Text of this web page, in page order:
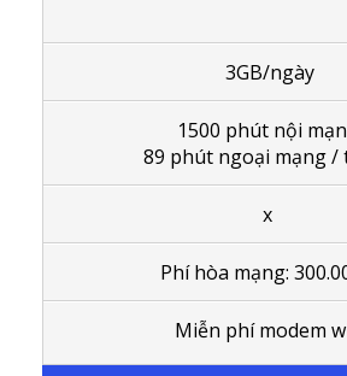
3GB/ngày
1500 phút nội
89 phút ngoại mạng /
x
Phí hòa mạng:
Miễn phí modem